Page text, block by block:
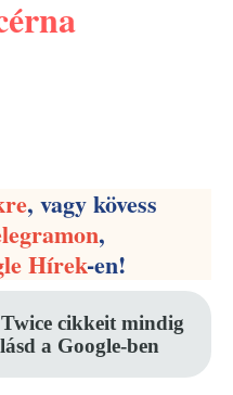
, vagy kövess
,
Hírek-en!
cikkeit mindig
a Google-ben